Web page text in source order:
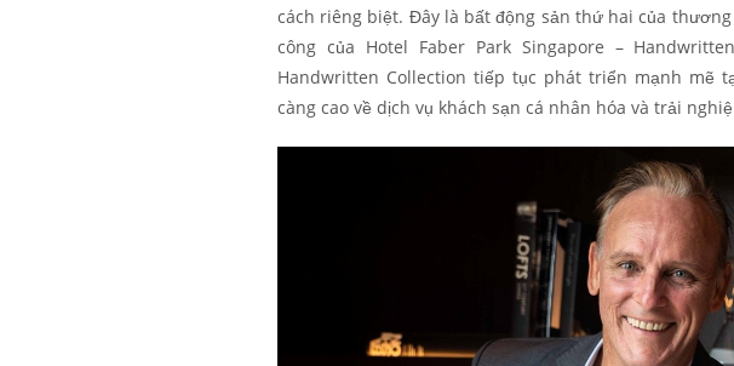
cách riêng biệt. Đây là bất động sản thứ hai của
công của Hotel Faber Park Singapore –
Handwritten Collection tiếp tục phát triển mạnh mẽ
càng cao về dịch vụ khách sạn cá nhân hóa và trải